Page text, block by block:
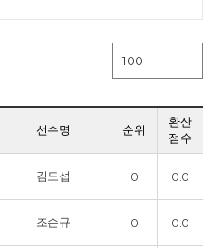
선수명 순위
환산
점수
김도섭 0 0.0
조순규 0 0.0